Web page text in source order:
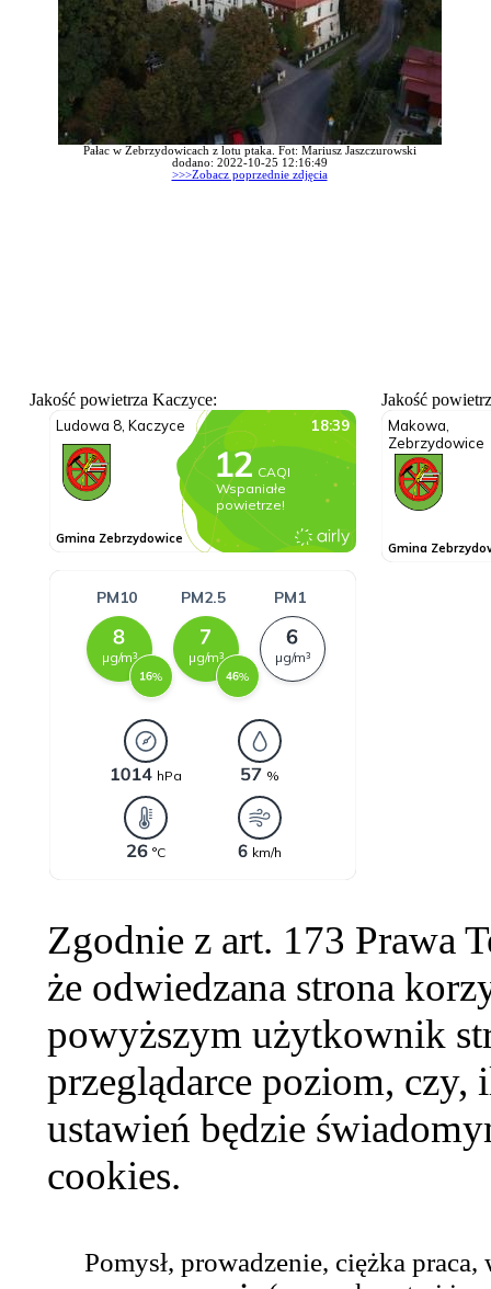
Pałac w Zebrzydowicach z lotu ptaka. Fot: Mariusz Jaszczurowski
dodano: 2022-10-25 12:16:49
>>>Zobacz poprzednie zdjęcia
Jakość powietrza Kaczyce: Jakość
Zgodnie z art. 173 Prawa
że odwiedzana strona
powyższym użytkownik
przeglądarce poziom,
ustawień będzie
cookies.
Pomysł, prowadzenie, ciężka